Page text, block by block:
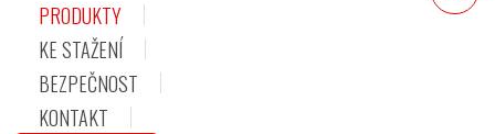
PRODUKTY
KE STAŽENÍ
BEZPEČNOST
KONTAKT